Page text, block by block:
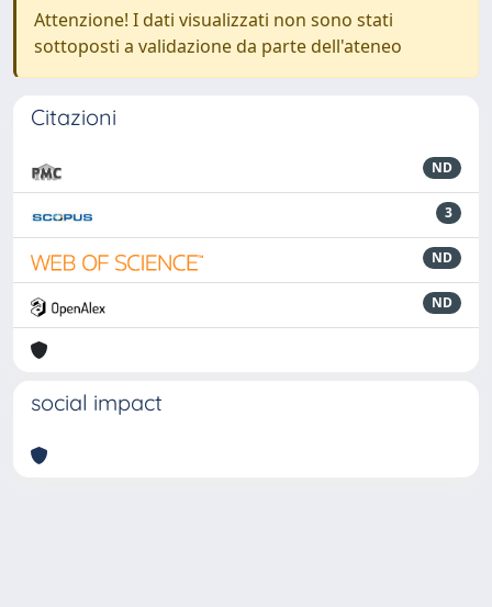
Attenzione! I dati visualizzati non sono stati
sottoposti a validazione da parte dell'ateneo
Citazioni
ND
3
ND
ND
social impact